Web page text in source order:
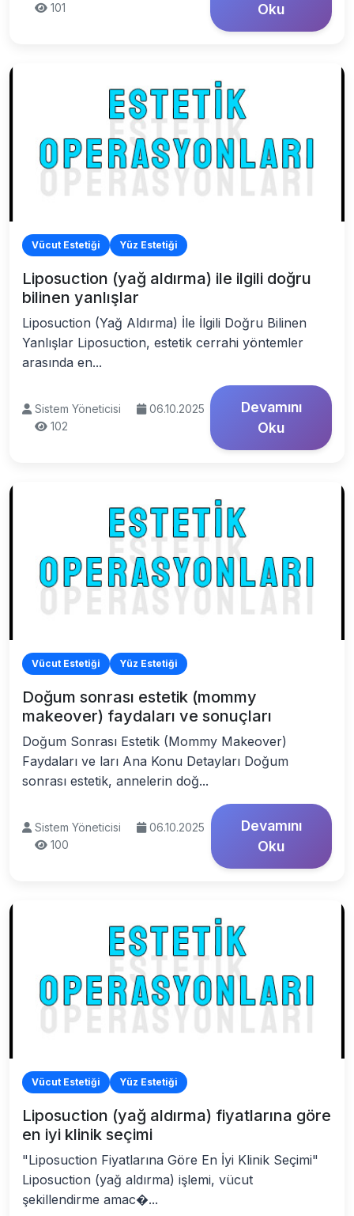
101
Oku
Vücut Estetiği Yüz Estetiği
Liposuction (yağ aldırma) ile ilgili doğru
bilinen yanlışlar
Liposuction (Yağ Aldırma) İle İlgili Doğru Bilinen
Yanlışlar Liposuction, estetik cerrahi yöntemler
arasında en...
Sistem Yöneticisi
06.10.2025
102
Devamını
Oku
Vücut Estetiği Yüz Estetiği
Doğum sonrası estetik (mommy
makeover) faydaları ve sonuçları
Doğum Sonrası Estetik (Mommy Makeover)
Faydaları ve ları Ana Konu Detayları Doğum
sonrası estetik, annelerin doğ...
Sistem Yöneticisi
06.10.2025
100
Devamını
Oku
Vücut Estetiği Yüz Estetiği
Liposuction (yağ aldırma) fiyatlarına göre
en iyi klinik seçimi
"Liposuction Fiyatlarına Göre En İyi Klinik Seçimi"
Liposuction (yağ aldırma) işlemi, vücut
şekillendirme amac�...